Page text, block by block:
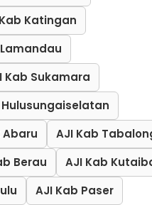
Katingan
Kab Sukamara
Hulusungaiselatan
Abaru
AJI Kab
Berau
AJI Kab
AJI Kab Paser